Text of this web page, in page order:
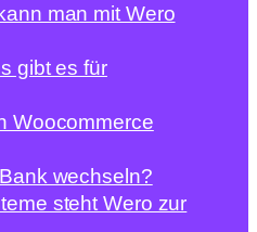
man mit Wero
gibt es für
Woocommerce
wechseln?
steht Wero zur